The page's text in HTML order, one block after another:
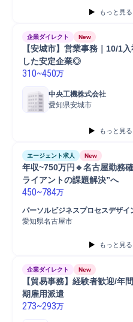
もっと見る
企業ダイレクト New
【安城市】営業事務｜10/1
した安定企業◎
310~450万
中央工機株式会社
愛知県安城市
もっと見る
エージェント求人 New
年収~750万円🔹名古屋勤務
ライアントの課題解決”へ
450~784万
パーソルビジネスプロセスデザイ
愛知県名古屋市
もっと見る
企業ダイレクト New
【貿易事務】経験者歓迎/年
期雇用派遣
273~293万